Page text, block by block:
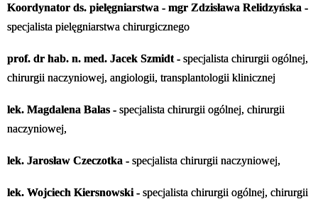
Koordynator ds. pielęgniarstwa - mgr Zdzisława Relidzyńska -
specjalista pielęgniarstwa chirurgicznego
prof. dr hab. n. med. Jacek Szmidt - specjalista chirurgii ogólnej,
chirurgii naczyniowej, angiologii, transplantologii klinicznej
lek. Magdalena Balas - specjalista chirurgii ogólnej, chirurgii
naczyniowej,
lek. Jarosław Czeczotka - specjalista chirurgii naczyniowej,
lek. Wojciech Kiersnowski - specjalista chirurgii ogólnej, chirurgii